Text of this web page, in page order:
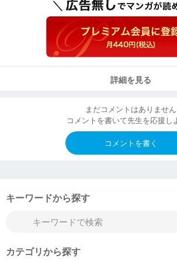
詳細を見る
まだコメントはありません
コメントを書いて先生を応援し
コメントを書く
キーワードから探す
カテゴリから探す